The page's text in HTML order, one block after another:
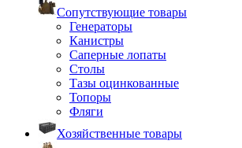
Сопутствующие товары
Генераторы
Канистры
Саперные лопаты
Столы
Тазы оцинкованные
Топоры
Фляги
Хозяйственные товары